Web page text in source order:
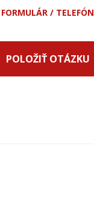
FORMULÁR / TELEFÓN
POLOŽIŤ OTÁZKU